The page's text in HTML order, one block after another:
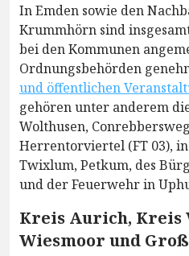
In Emden sowie den
Krummhörn sind
bei den Kommunen
Ordnungsbehörden
und öffentlichen
gehören unter anderem
Wolthusen,
Herrentorviertel (FT 03),
Twixlum, Petkum, des
und der Feuerwehr in
Kreis Aurich, Kreis
Wiesmoor und